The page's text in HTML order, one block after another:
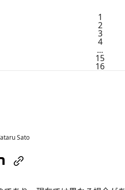
1
2
3
4
...
15
16
Sato